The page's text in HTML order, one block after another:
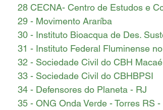
28 CECNA- Centro de Estudos e
29 - Movimento Araríba
30 - Instituto Bioacqua de Des.
31 - Instituto Federal Fluminense
32 - Sociedade Civil do CBH
33 - Sociedade Civil do CBHBPSI
34 - Defensores do Planeta - RJ
35 - ONG Onda Verde - Torres RS